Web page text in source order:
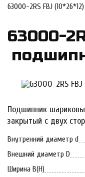
63000-2RS FBJ
63000-
Подшипник
закрытый с двух
Внутренний диаметр d
Внешний диаметр D
Ширина B(H)